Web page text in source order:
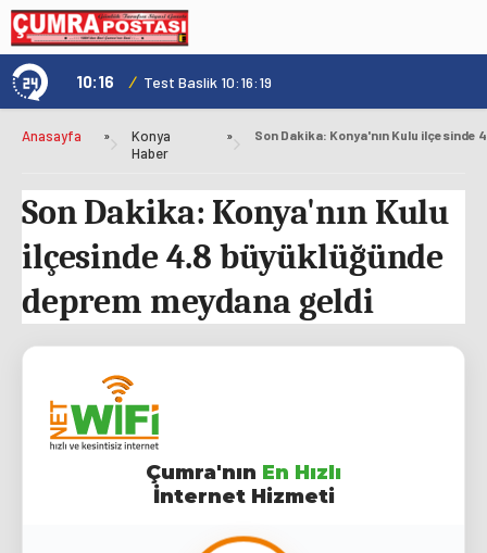
10:16 / Test Baslik 10:16:19
Anasayfa »
Konya
Haber
»
Son Dakika: Konya'nın Kulu
ilçesinde 4.8 büyüklüğünde
deprem meydana geldi
Çumra'nın En Hızlı
İnternet Hizmeti